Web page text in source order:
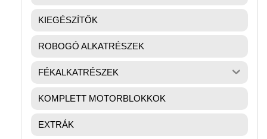
KIEGÉSZÍTŐK
ROBOGÓ ALKATRÉSZEK
FÉKALKATRÉSZEK
KOMPLETT MOTORBLOKKOK
EXTRÁK